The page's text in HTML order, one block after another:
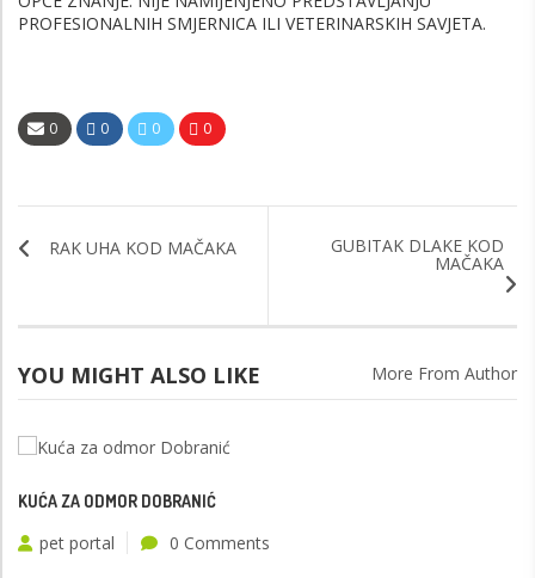
PROFESIONALNIH SMJERNICA ILI VETERINARSKIH SAVJETA.
0 0 0 0
RAK UHA KOD MAČAKA GUBITAK DLAKE KOD
MAČAKA
YOU MIGHT ALSO LIKE More From Author
KUĆA ZA ODMOR DOBRANIĆ
pet portal 0 Comments